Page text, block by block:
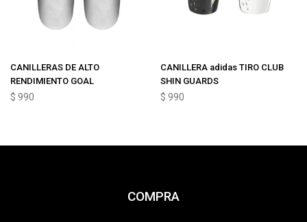
CANILLERAS DE ALTO
RENDIMIENTO GOAL
$ 990
CANILLERA adidas TIRO CLUB
SHIN GUARDS
$ 990
COMPRA